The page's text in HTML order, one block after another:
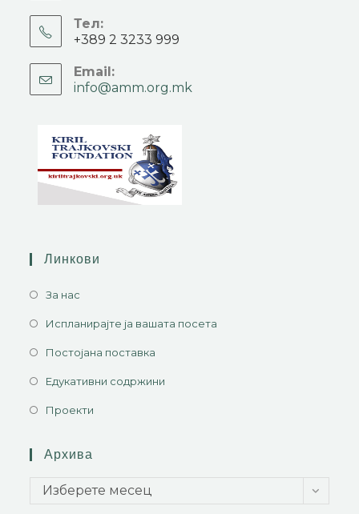
Тел:
+389 2 3233 999
Email:
info@amm.org.mk
Линкови
За нас
Испланирајте ја вашата посета
Постојана поставка
Едукативни содржини
Проекти
Архива
Изберете месец